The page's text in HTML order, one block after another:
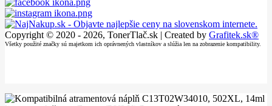
Copyright © 2020 - 2026, TonerTlač.sk | Created by Grafitek.sk®
Všetky použité značky sú majetkom ich oprávnených vlastníkov a slúžia len na zobrazenie kompatibility.